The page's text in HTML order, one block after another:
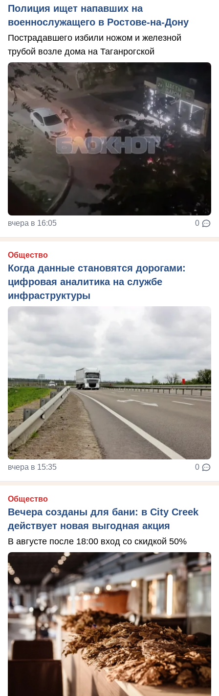
Полиция ищет напавших на
военнослужащего в Ростове-на-Дону
Пострадавшего избили ножом и железной
трубой возле дома на Таганрогской
вчера в 16:05 0
Общество
Когда данные становятся дорогами:
цифровая аналитика на службе
инфраструктуры
вчера в 15:35 0
Общество
Вечера созданы для бани: в City Creek
действует новая выгодная акция
В августе после 18:00 вход со скидкой 50%